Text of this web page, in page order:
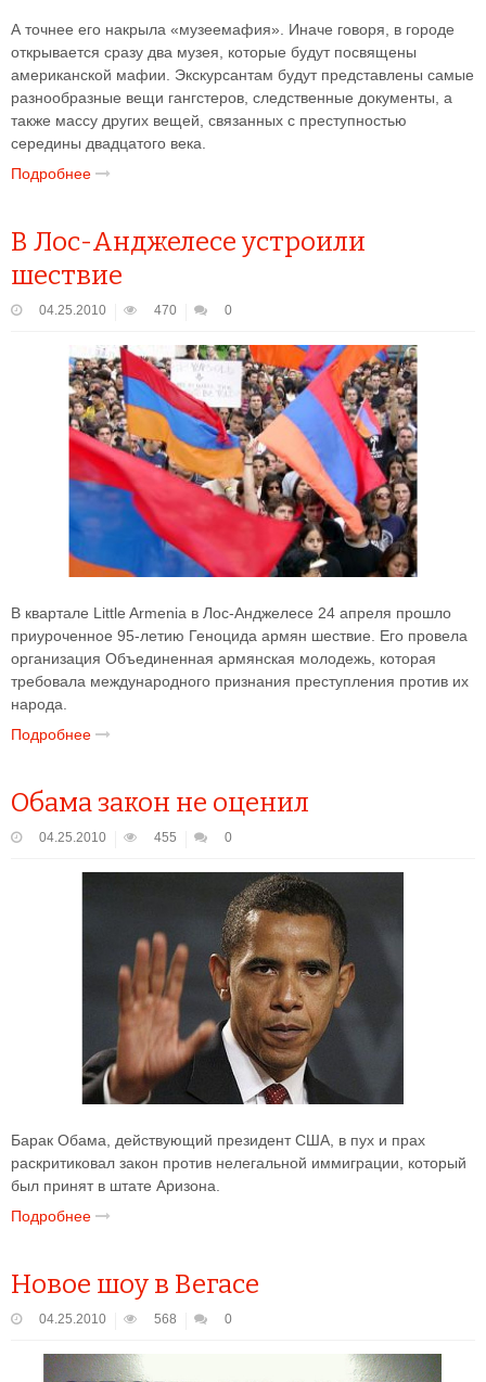
А точнее его накрыла «музеемафия». Иначе говоря, в городе
открывается сразу два музея, которые будут посвящены
американской мафии. Экскурсантам будут представлены самые
разнообразные вещи гангстеров, следственные документы, а
также массу других вещей, связанных с преступностью
середины двадцатого века.
Подробнее
В Лос-Анджелесе устроили
шествие
04.25.2010 470 0
В квартале Little Armenia в Лос-Анджелесе 24 апреля прошло
приуроченное 95-летию Геноцида армян шествие. Его провела
организация Объединенная армянская молодежь, которая
требовала международного признания преступления против их
народа.
Подробнее
Обама закон не оценил
04.25.2010 455 0
Барак Обама, действующий президент США, в пух и прах
раскритиковал закон против нелегальной иммиграции, который
был принят в штате Аризона.
Подробнее
Новое шоу в Вегасе
04.25.2010 568 0